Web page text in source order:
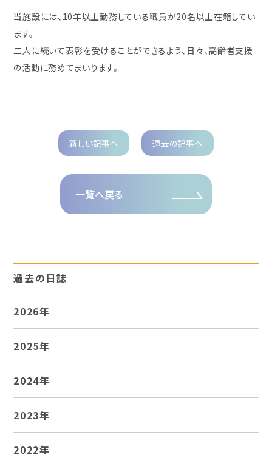
当施設には、10年以上勤務している職員が20名以上在籍してい
ます。
二人に続いて表彰を受けることができるよう、日々、高齢者支援
の活動に務めてまいります。
新しい記事へ 過去の記事へ
一覧へ戻る
過去の日誌
2026年
2025年
2024年
2023年
2022年